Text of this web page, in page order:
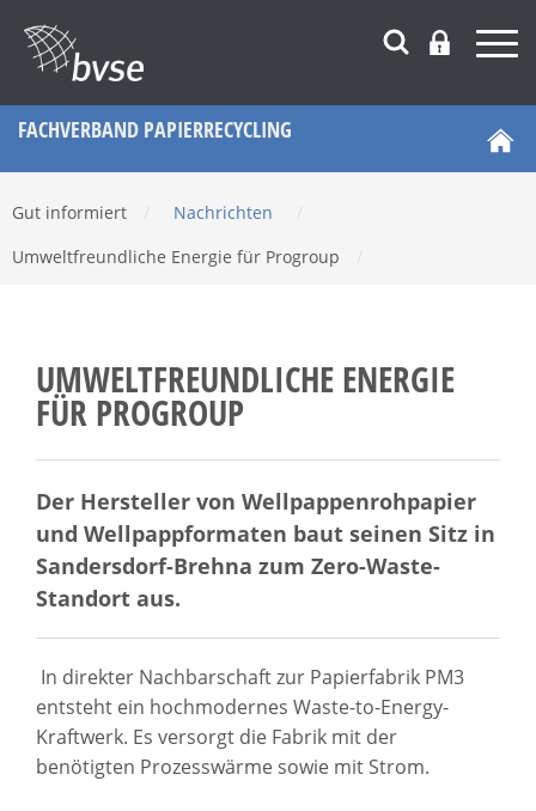
FACHVERBAND PAPIERRECYCLING
Gut informiert Nachrichten
Umweltfreundliche Energie für Progroup
UMWELTFREUNDLICHE ENERGIE
FÜR PROGROUP
Der Hersteller von Wellpappenrohpapier
und Wellpappformaten baut seinen Sitz in
Sandersdorf-Brehna zum Zero-Waste-
Standort aus.
In direkter Nachbarschaft zur Papierfabrik PM3
entsteht ein hochmodernes Waste-to-Energy-
Kraftwerk. Es versorgt die Fabrik mit der
benötigten Prozesswärme sowie mit Strom.